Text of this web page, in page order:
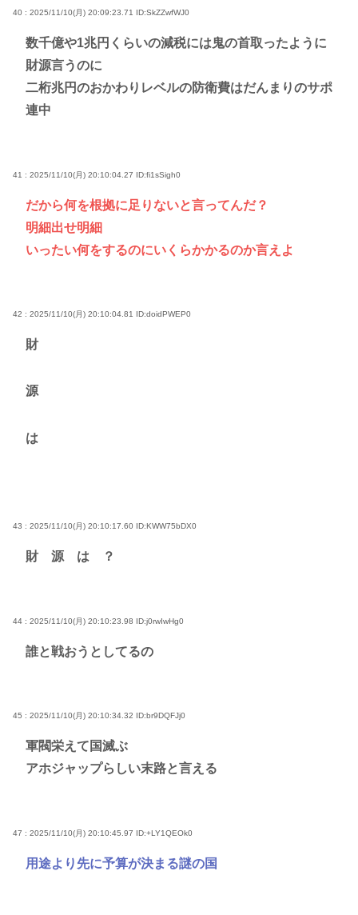
40 : 2025/11/10(月) 20:09:23.71 ID:SkZZwfWJ0
数千億や1兆円くらいの減税には鬼の首取ったように
財源言うのに
二桁兆円のおかわりレベルの防衛費はだんまりのサポ
連中
41 : 2025/11/10(月) 20:10:04.27 ID:fi1sSigh0
だから何を根拠に足りないと言ってんだ？
明細出せ明細
いったい何をするのにいくらかかるのか言えよ
42 : 2025/11/10(月) 20:10:04.81 ID:doidPWEP0
財
源
は
43 : 2025/11/10(月) 20:10:17.60 ID:KWW75bDX0
財 源 は ？
44 : 2025/11/10(月) 20:10:23.98 ID:j0rwIwHg0
誰と戦おうとしてるの
45 : 2025/11/10(月) 20:10:34.32 ID:br9DQFJj0
軍閥栄えて国滅ぶ
アホジャップらしい末路と言える
47 : 2025/11/10(月) 20:10:45.97 ID:+LY1QEOk0
用途より先に予算が決まる謎の国